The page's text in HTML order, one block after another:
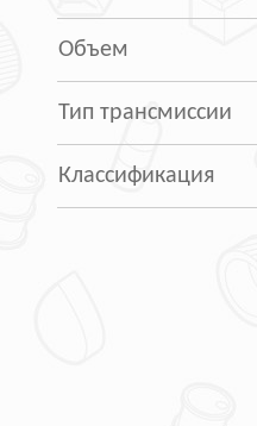
Объем
Тип трансмиссии
Классификация